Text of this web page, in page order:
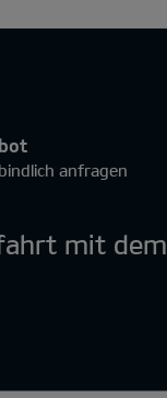
anfragen
mit dem